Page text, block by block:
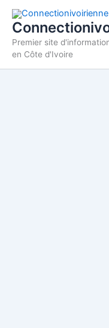
Aller
contenu
Premier site
en Côte d'Ivoire